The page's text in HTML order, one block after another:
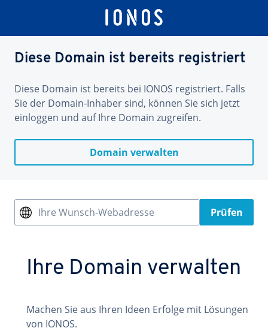
Diese Domain ist bereits registriert
Diese Domain ist bereits bei IONOS registriert. Falls
Sie der Domain-Inhaber sind, können Sie sich jetzt
einloggen und auf Ihre Domain zugreifen.
Domain verwalten
Ihre Wunsch-Webadresse Prüfen
Ihre Domain verwalten
Machen Sie aus Ihren Ideen Erfolge mit Lösungen
von IONOS.